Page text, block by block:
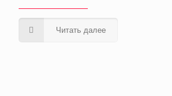
Читать далее